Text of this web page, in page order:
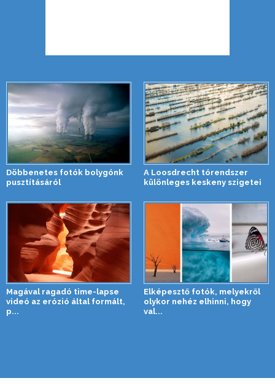
Döbbenetes fotók bolygónk
pusztításáról
A Loosdrecht tórendszer
különleges keskeny szigetei
Magával ragadó time-lapse
videó az erózió által formált,
p...
Elképesztő fotók, melyekről
olykor nehéz elhinni, hogy
val...